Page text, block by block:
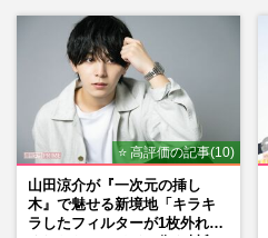
⭐ 高評価の記事(10)
山田涼介が『一次元の挿し
木』で魅せる新境地「キラキ
ラしたフィルターが1枚外れて